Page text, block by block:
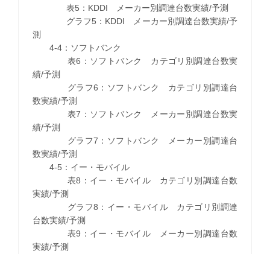
表5：KDDI メーカー別調達台数実績/予測
グラフ5：KDDI メーカー別調達台数実績/予
測
4-4：ソフトバンク
表6：ソフトバンク カテゴリ別調達台数実
績/予測
グラフ6：ソフトバンク カテゴリ別調達台
数実績/予測
表7：ソフトバンク メーカー別調達台数実
績/予測
グラフ7：ソフトバンク メーカー別調達台
数実績/予測
4-5：イー・モバイル
表8：イー・モバイル カテゴリ別調達台数
実績/予測
グラフ8：イー・モバイル カテゴリ別調達
台数実績/予測
表9：イー・モバイル メーカー別調達台数
実績/予測